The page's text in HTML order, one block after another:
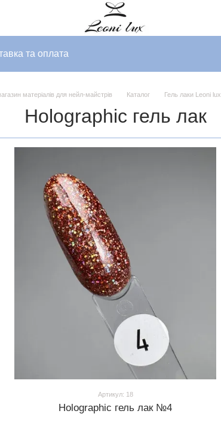
та оплата
матеріалів для нейл-майстрів Каталог Гель лаки Leoni lux
Holographic гель лак
Артикул: 18
Holographic гель лак №4